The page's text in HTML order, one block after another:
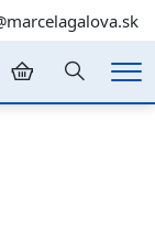
Hledání